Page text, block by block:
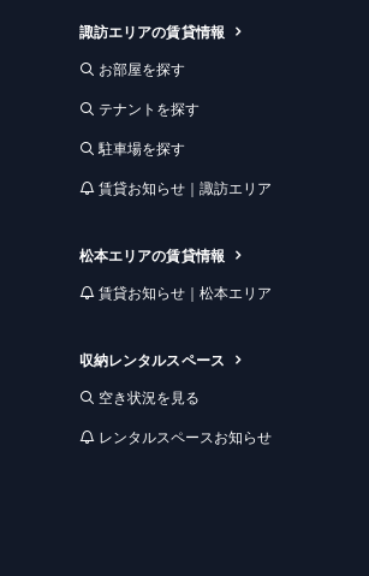
諏訪エリアの賃貸情報
お部屋を探す
テナントを探す
駐車場を探す
賃貸お知らせ｜諏訪エリア
松本エリアの賃貸情報
賃貸お知らせ｜松本エリア
収納レンタルスペース
空き状況を見る
レンタルスペースお知らせ